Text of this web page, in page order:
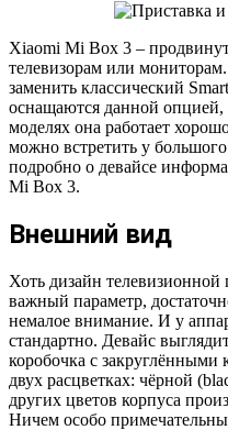
Xiaomi Mi Box 3 –
телевизорам или
заменить классический
оснащаются данной
моделях она работает
можно встретить у
подробно о девайсе
Mi Box 3.
Внешний вид
Хоть дизайн
важный параметр,
немалое внимание. И у
стандартно. Девайс
коробочка с закруглёнными
двух расцветках: чёрной
других цветов корпуса
Ничем особо